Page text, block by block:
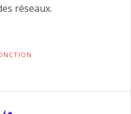
réseaux.